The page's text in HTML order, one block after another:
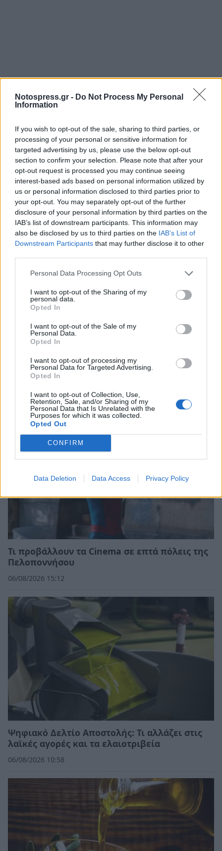
Notospress.gr - Do Not Process My Personal
Information
If you wish to opt-out of the sale, sharing to third parties, or
processing of your personal or sensitive information for
targeted advertising by us, please use the below opt-out
section to confirm your selection. Please note that after your
opt-out request is processed you may continue seeing
interest-based ads based on personal information utilized by
us or personal information disclosed to third parties prior to
your opt-out. You may separately opt-out of the further
disclosure of your personal information by third parties on the
IAB’s list of downstream participants. This information may
also be disclosed by us to third parties on the IAB’s List of
Downstream Participants that may further disclose it to other
Personal Data Processing Opt Outs
I want to opt-out of the Sharing of my
personal data.
Opted In
I want to opt-out of the Sale of my
Personal Data.
Opted In
I want to opt-out of processing my
Personal Data for Targeted Advertising.
Opted In
I want to opt-out of Collection, Use,
Retention, Sale, and/or Sharing of my
Personal Data that Is Unrelated with the
Purposes for which it was collected.
Opted Out
CONFIRM
Data Deletion Data Access Privacy Policy
ΔΙΑΜΑΡΤΥΡΙΑ ΑΓΡΟΤΕΣ
ΚΤΗΝΟΤΡΟΦΟΙ
ΑΓΡΟΤΟΚΤΗΝΟΤΡΟΦΟΙ
ΑΓΡΟΤΟΚΤΗΝΟΤΡΟΦΟΙ ΛΑΚΩΝΙΑΣ
ΑΓΡΟΤΟΚΤΗΝΟΤΡΟΦΙΚΟΣ ΣΥΛΛΟΓΟΣ ΣΠΑΡΤΗΣ
ΘΕΟΔΩΡΟΣ ΒΕΡΟΥΤΗΣ
ΤΡΙΠΟΛΗ
Σχετικά Άρθρα
Τι προβάλλουν τα Cinema σε επτά πόλεις της
Πελοποννήσου
06/08/2026 15:12
Ψηφιακό Δελτίο Αποστολής: Τι αλλάζει στις
λαϊκές αγορές και τα ελαιοτριβεία
06/08/2026 10:58